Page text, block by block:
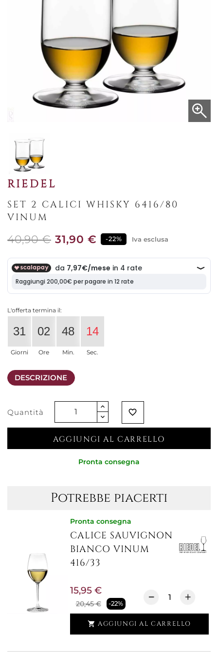
RIEDEL
SET 2 CALICI WHISKY 6416/80
VINUM
40,90 € 31,90 € -22% Iva esclusa
L'offerta termina il:
31
Giorni
02
Ore
48
Min.
14
Sec.
DESCRIZIONE
Quantità favorite_border
AGGIUNGI AL CARRELLO
Pronta consegna
Potrebbe piacerti
Pronta consegna
CALICE SAUVIGNON
BIANCO VINUM
416/33
20,45 € -22%
15,95 €
 AGGIUNGI AL CARRELLO